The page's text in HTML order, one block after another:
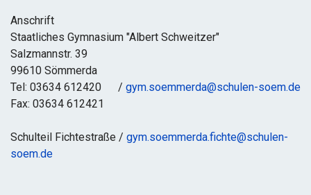
Anschrift
Staatliches Gymnasium "Albert Schweitzer"
Salzmannstr. 39
99610 Sömmerda
Tel: 03634 612420 / gym.soemmerda@schulen-soem.de
Fax: 03634 612421
Schulteil Fichtestraße / gym.soemmerda.fichte@schulen-
soem.de